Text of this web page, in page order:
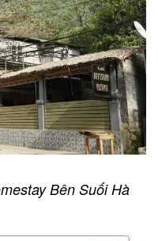
Bên Suối Hà